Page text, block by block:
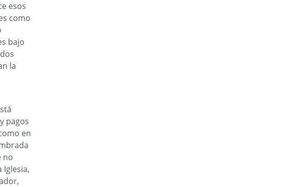
esos
como
bajo
la
pagos
en
no